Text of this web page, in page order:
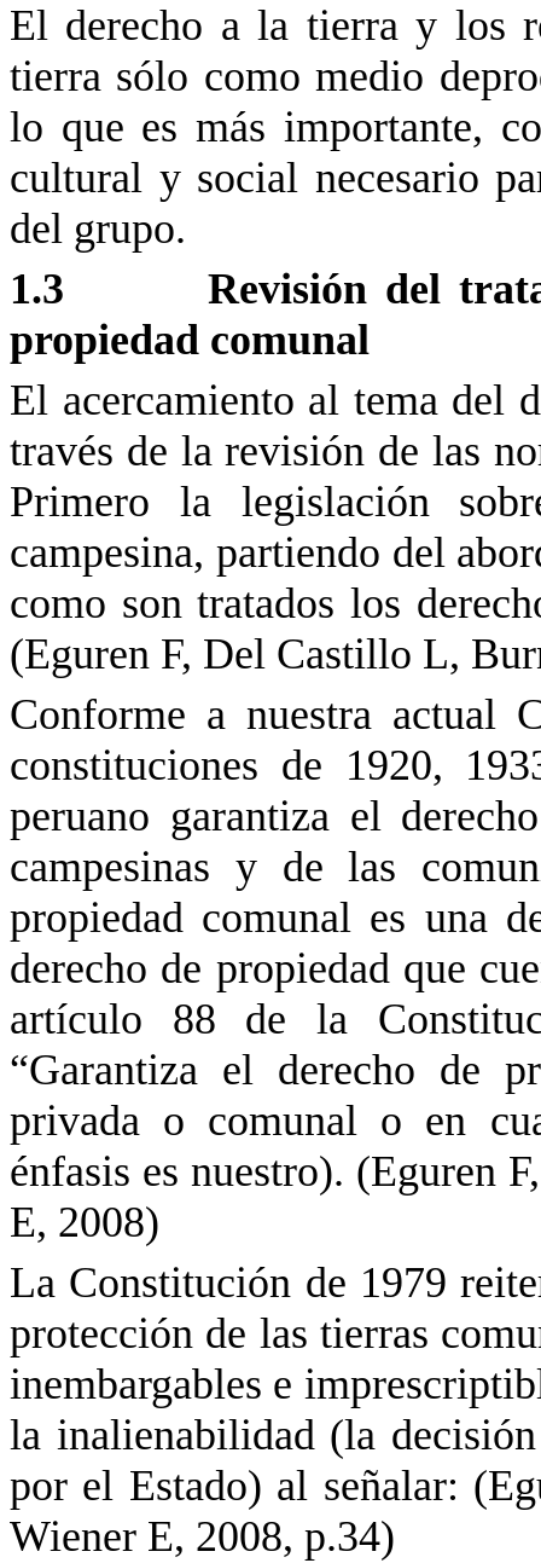
El derecho a la tierra y los
tierra sólo como medio
lo que es más importante,
cultural y social necesario
del grupo.
1.3
Revisión del
propiedad comunal
El acercamiento al tema del
través de la revisión de las
Primero la legislación
campesina, partiendo del
como son tratados los
(Eguren F, Del Castillo L,
Conforme a nuestra actual
constituciones de 1920,
peruano garantiza el
campesinas y de las
propiedad comunal es una
derecho de propiedad que
artículo 88 de la
“Garantiza el derecho de
privada o comunal o en
énfasis es nuestro). (Eguren
E, 2008)
La Constitución de 1979
protección de las tierras
inembargables e
la inalienabilidad (la
por el Estado) al señalar:
Wiener E, 2008, p.34)